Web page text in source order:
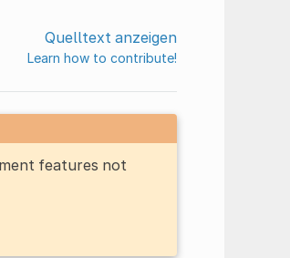
Quelltext anzeigen
Learn how to contribute!
features not